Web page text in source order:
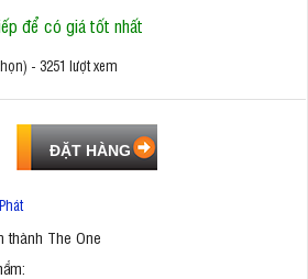
để có giá tốt nhất
- 3251 lượt xem
thành The One